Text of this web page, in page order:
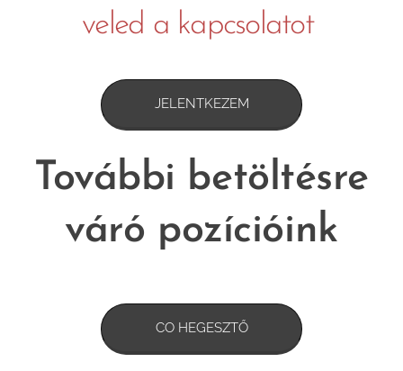
veled a kapcsolatot
JELENTKEZEM
További betöltésre
váró pozícióink
CO HEGESZTŐ